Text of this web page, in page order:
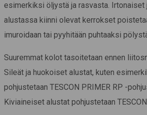
esimerkiksi öljystä ja rasvasta. Irtonaiset
alustassa kiinni olevat kerrokset
imuroidaan tai pyyhitään puhtaaksi
Suuremmat kolot tasoitetaan ennen
Sileät ja huokoiset alustat, kuten
pohjustetaan TESCON PRIMER RP -
Kiviaineiset alustat pohjustetaan